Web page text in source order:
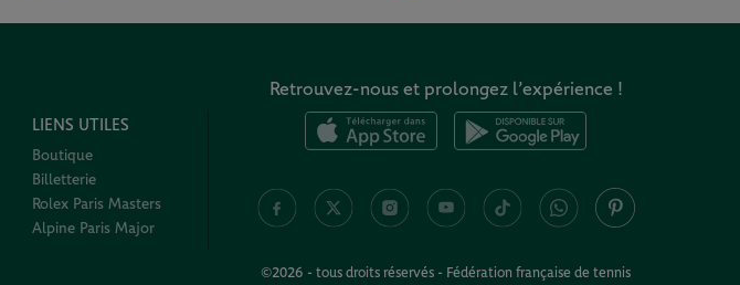
LIENS UTILES
Boutique
Billetterie
Rolex Paris Masters
Alpine Paris Major
Retrouvez-nous et prolongez l’expérience !
©2026 - tous droits réservés - Fédération française de tennis